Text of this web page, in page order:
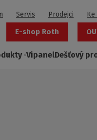
Servis Prodejci Ke
E-shop Roth
VipanelDešťový